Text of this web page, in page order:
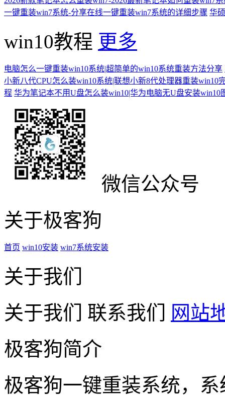
一键重装win7系统-分享在线一键重装win7系统的详细步骤 华
win10教程 更多
电脑怎么一键重装win10系统|超简单的win10系统重装方法分享
小新八代CPU怎么装win10系统|联想小新8代处理器重装win10
程 华为笔记本不用U盘怎么装win10|华为电脑无U盘安装win10
微信公众号
关于极客狗
首页 win10安装 win7系统安装
关于我们
关于我们
联系我们
网站
极客狗简介
极客狗一键重装系统，